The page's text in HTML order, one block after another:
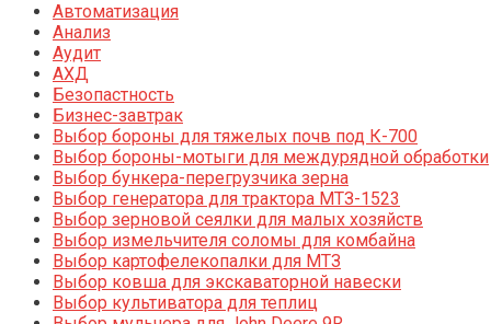
Автоматизация
Анализ
Аудит
АХД
Безопастность
Бизнес-завтрак
Выбор бороны для тяжелых почв под К-700
Выбор бороны-мотыги для междурядной обработки
Выбор бункера-перегрузчика зерна
Выбор генератора для трактора МТЗ-1523
Выбор зерновой сеялки для малых хозяйств
Выбор измельчителя соломы для комбайна
Выбор картофелекопалки для МТЗ
Выбор ковша для экскаваторной навески
Выбор культиватора для теплиц